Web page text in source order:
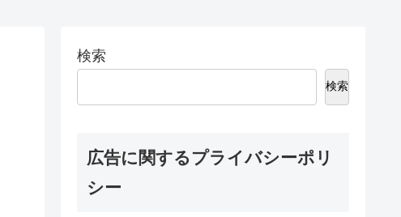
検索
検索
広告に関するプライバシーポリ
シー